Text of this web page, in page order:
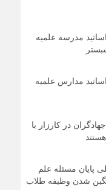
مدرسه علمیه
مدارس علمیه
در کارزار با
پایان مسئله علم
شدن وظیفه طلاب